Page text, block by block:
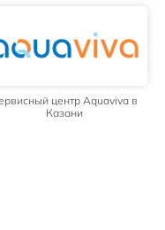
центр Aquaviva в
Казани